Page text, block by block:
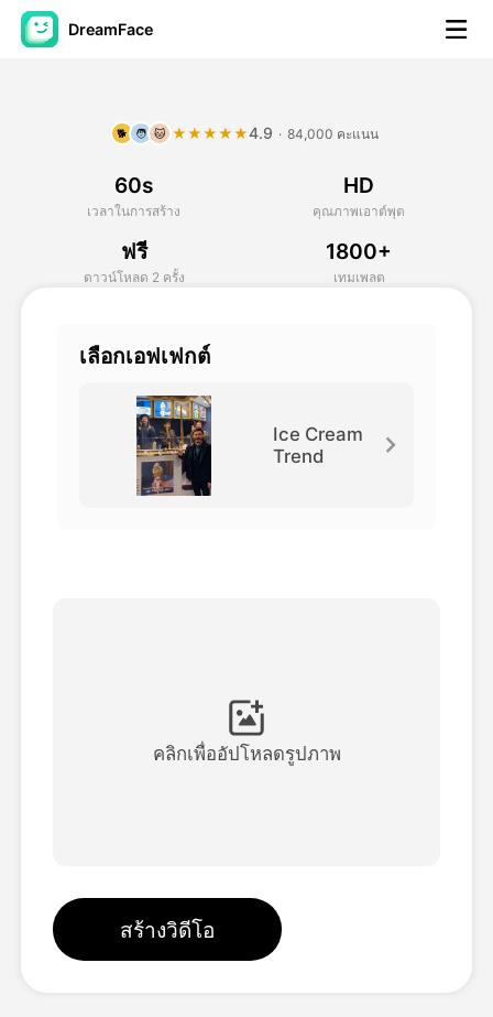
DreamFace
วิดีโออวัตาร์
วิดีโอ AI
รูปถ่าย
ดูเทมเพลตทั้งหมด
บล็อก
🐕 🧑 🐱 ★★★★★4.9 · 84,000 คะแนน
60s
เวลาในการสร้าง
HD
คุณภาพเอาต์พุต
ฟรี
ดาวน์โหลด 2 ครั้ง
1800+
เทมเพลต
เลือกเอฟเฟกต์
Ice Cream
Trend
คลิกเพื่ออัปโหลดรูปภาพ
สร้างวิดีโอ